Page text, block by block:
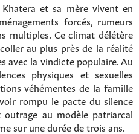
et sa mère vivent en
forcés, rumeurs
multiples. Ce climat délétère
au plus près de la réalité
avec la vindicte populaire. Au
physiques et sexuelles
véhémentes de la famille
rompu le pacte du silence
au modèle patriarcal
sur une durée de trois ans.